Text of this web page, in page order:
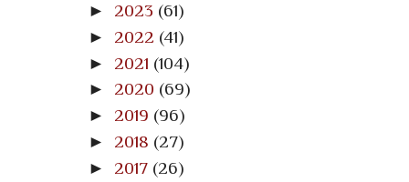
► 2023 (61)
► 2022 (41)
► 2021 (104)
► 2020 (69)
► 2019 (96)
► 2018 (27)
► 2017 (26)